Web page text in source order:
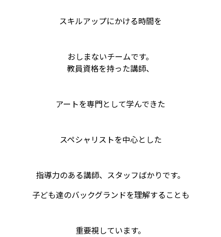
スキルアップにかける時間を
おしまないチームです。
教員資格を持った講師、
アートを専門として学んできた
スペシャリストを中心とした
指導力のある講師、スタッフばかりです。
子ども達のバックグランドを理解することも
重要視しています。